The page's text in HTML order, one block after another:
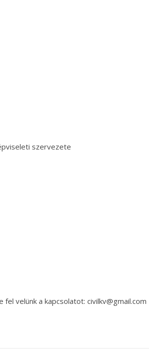
szervezete
velünk a kapcsolatot: civilkv@gmail.com